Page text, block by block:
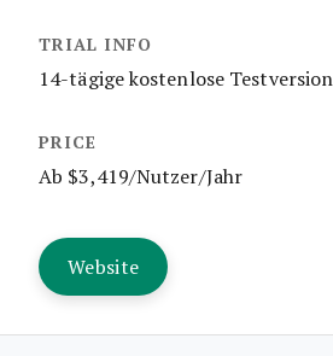
14-tägige kostenlose Testversion
Ab $3,419/Nutzer/Jahr
Website